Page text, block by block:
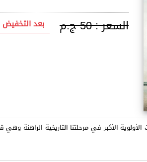
السعر :50 ج.م بعد التخفيض
الأكبر في مرحلتنا التاريخية الراهنة